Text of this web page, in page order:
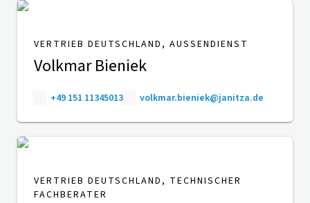
VERTRIEB DEUTSCHLAND, AUSSENDIENST
Volkmar Bieniek
+49 151 11345013 volkmar.bieniek@janitza.de
VERTRIEB DEUTSCHLAND, TECHNISCHER
FACHBERATER